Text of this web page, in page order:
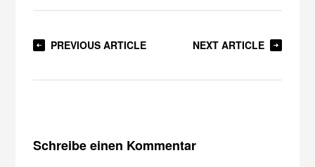
PREVIOUS ARTICLE NEXT ARTICLE
Schreibe einen Kommentar